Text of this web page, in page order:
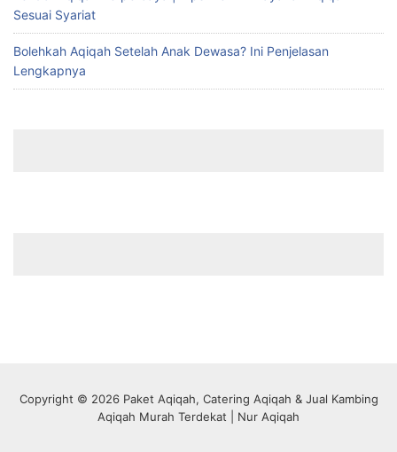
Sesuai Syariat
Bolehkah Aqiqah Setelah Anak Dewasa? Ini Penjelasan
Lengkapnya
Copyright © 2026 Paket Aqiqah, Catering Aqiqah & Jual Kambing
Aqiqah Murah Terdekat | Nur Aqiqah